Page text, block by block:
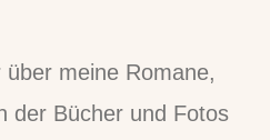
meine Romane,
der Bücher und Fotos